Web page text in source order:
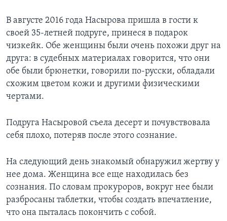
В августе 2016 года Насырова пришла в гости к
своей 35-летней подруге, принеся в подарок
чизкейк. Обе женщины были очень похожи друг на
друга: в судебных материалах говорится, что они
обе были брюнетки, говорили по-русски, обладали
схожим цветом кожи и другими физическими
чертами.
Подруга Насыровой съела десерт и почувствовала
себя плохо, потеряв после этого сознание.
На следующий день знакомый обнаружил жертву у
нее дома. Женщина все еще находилась без
сознания. По словам прокуроров, вокруг нее были
разбросаны таблетки, чтобы создать впечатление,
что она пыталась покончить с собой.